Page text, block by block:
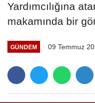
Yardımcılığına
makamında bir
GÜNDEM 09 Temmuz